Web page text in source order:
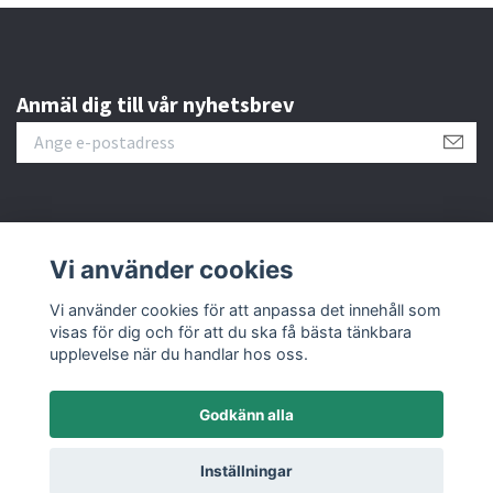
Anmäl dig till vår nyhetsbrev
Sociala medier
© 2026 M&C Miniatures
Vi använder cookies
Vi använder cookies för att anpassa det innehåll som
visas för dig och för att du ska få bästa tänkbara
upplevelse när du handlar hos oss.
Godkänn alla
Inställningar